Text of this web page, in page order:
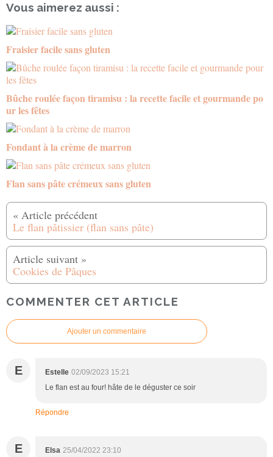
Vous aimerez aussi :
Fraisier facile sans gluten
Bûche roulée façon tiramisu : la recette facile et gourmande po
ur les fêtes
Fondant à la crème de marron
Flan sans pâte crémeux sans gluten
Le flan pâtissier (flan sans pâte)
Cookies de Pâques
COMMENTER CET ARTICLE
Ajouter un commentaire
E Estelle 02/09/2023 15:21
Le flan est au four! hâte de le déguster ce soir
Répondre
E Elsa 25/04/2022 23:10